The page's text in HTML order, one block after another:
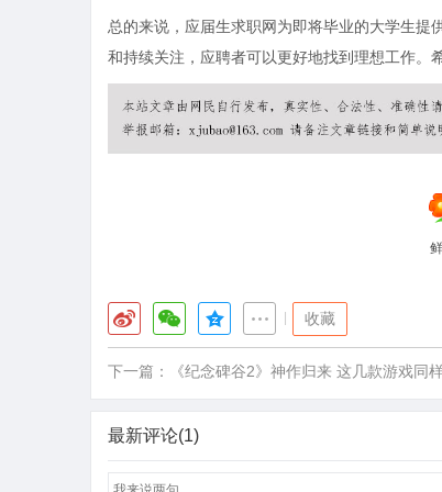
总的来说，应届生求职网为即将毕业的大学生提
和持续关注，应聘者可以更好地找到理想工作。
收藏
下一篇： 《纪念碑谷2》神作归来 这几款游戏同
最新评论(1)